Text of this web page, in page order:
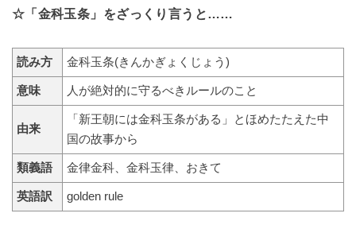
☆「金科玉条」をざっくり言うと……
読み方 金科玉条(きんかぎょくじょう)
意味 人が絶対的に守るべきルールのこと
由来
「新王朝には金科玉条がある」とほめたたえた中
国の故事から
類義語 金律金科、金科玉律、おきて
英語訳 golden rule